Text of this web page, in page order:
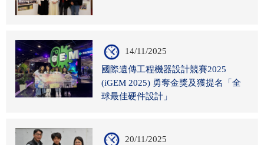
14/11/2025
國際遺傳工程機器設計競賽2025
(iGEM 2025) 勇奪金獎及獲提名「全
球最佳硬件設計」
20/11/2025